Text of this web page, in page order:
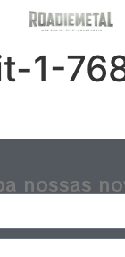
1-
nossas